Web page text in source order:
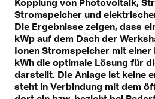
Kopplung von Photovoltaik,
Stromspeicher und
Die Ergebnisse zeigen, dass
kWp auf dem Dach der
Ionen Stromspeicher mit einer
kWh die optimale Lösung für
darstellt. Die Anlage ist keine
steht in Verbindung mit dem